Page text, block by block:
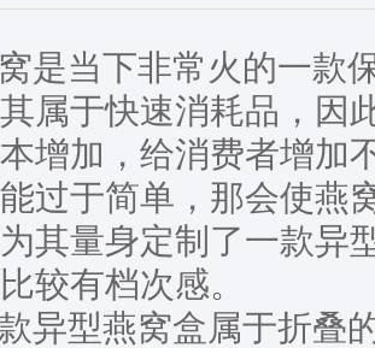
当下非常火的一款
属于快速消耗品，因
增加，给消费者增加
过于简单，那会使燕
其量身定制了一款异
较有档次感。
型燕窝盒属于折叠